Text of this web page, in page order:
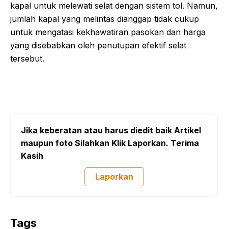
kapal untuk melewati selat dengan sistem tol. Namun,
jumlah kapal yang melintas dianggap tidak cukup
untuk mengatasi kekhawatiran pasokan dan harga
yang disebabkan oleh penutupan efektif selat
tersebut.
Jika keberatan atau harus diedit baik Artikel
maupun foto Silahkan Klik Laporkan. Terima
Kasih
Laporkan
Tags